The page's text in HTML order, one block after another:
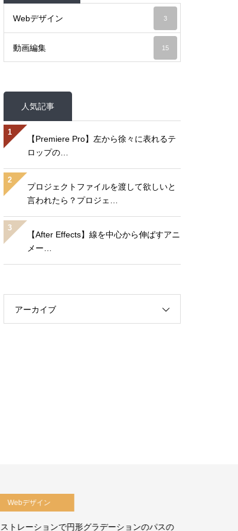
Webデザイン 3
動画編集 15
人気記事
1
【Premiere Pro】左から徐々に表れるテ
ロップの…
2
プロジェクトファイルを渡して欲しいと
言われたら？プロジェ…
3
【After Effects】線を中心から伸ばすアニ
メー…
アーカイブ
プロジェクトファイルを渡して欲しいと言われた